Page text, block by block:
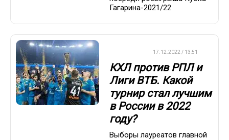
Гагарина-2021/22
17.12.2022 / 13:51
КХЛ против РПЛ и
Лиги ВТБ. Какой
турнир стал лучшим
в России в 2022
году?
Выборы лауреатов главной